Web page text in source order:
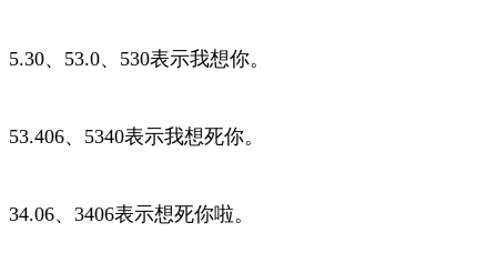
5.30、53.0、530表示我想你。
53.406、5340表示我想死你。
34.06、3406表示想死你啦。